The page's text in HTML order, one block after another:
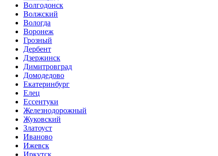
Волгодонск
Волжский
Вологда
Воронеж
Грозный
Дербент
Дзержинск
Димитровград
Домодедово
Екатеринбург
Елец
Ессентуки
Железнодорожный
Жуковский
Златоуст
Иваново
Ижевск
Иркутск